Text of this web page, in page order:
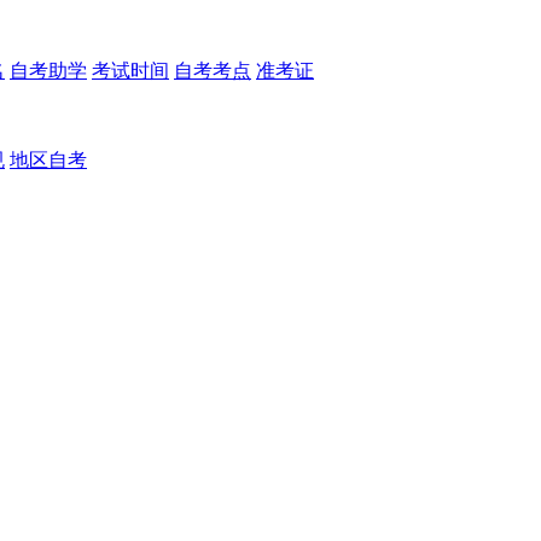
自考助学 考试时间 自考考点 准考证
地区自考